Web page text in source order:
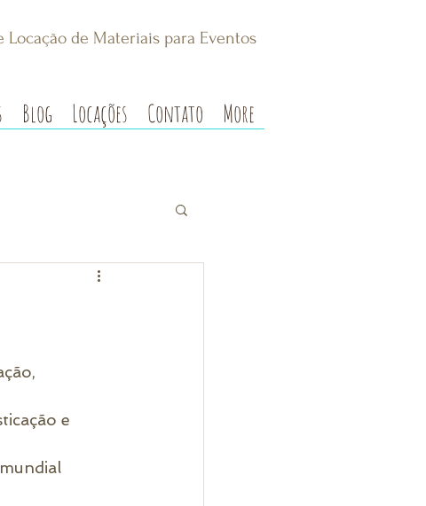
Locação de Materiais para Eventos
Blog Locações Contato More
e